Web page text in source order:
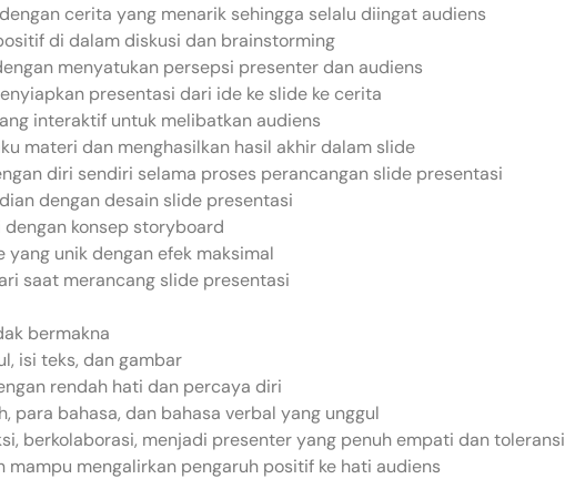
cerita yang menarik sehingga selalu diingat audiens
di dalam diskusi dan brainstorming
menyatukan persepsi presenter dan audiens
presentasi dari ide ke slide ke cerita
interaktif untuk melibatkan audiens
materi dan menghasilkan hasil akhir dalam slide
diri sendiri selama proses perancangan slide presentasi
dengan desain slide presentasi
konsep storyboard
yang unik dengan efek maksimal
saat merancang slide presentasi
bermakna
isi teks, dan gambar
rendah hati dan percaya diri
para bahasa, dan bahasa verbal yang unggul
berkolaborasi, menjadi presenter yang penuh empati dan toleransi
mampu mengalirkan pengaruh positif ke hati audiens